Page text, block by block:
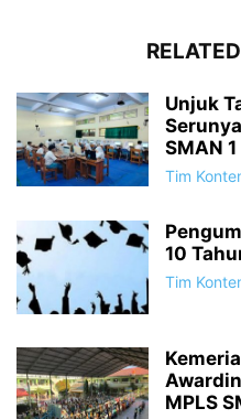
Unjuk
SMAN
Tim
10
Tim
MPLS